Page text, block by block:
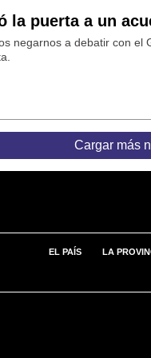
la puerta a un
negarnos a debatir con el
Cargar más
EL PAÍS LA